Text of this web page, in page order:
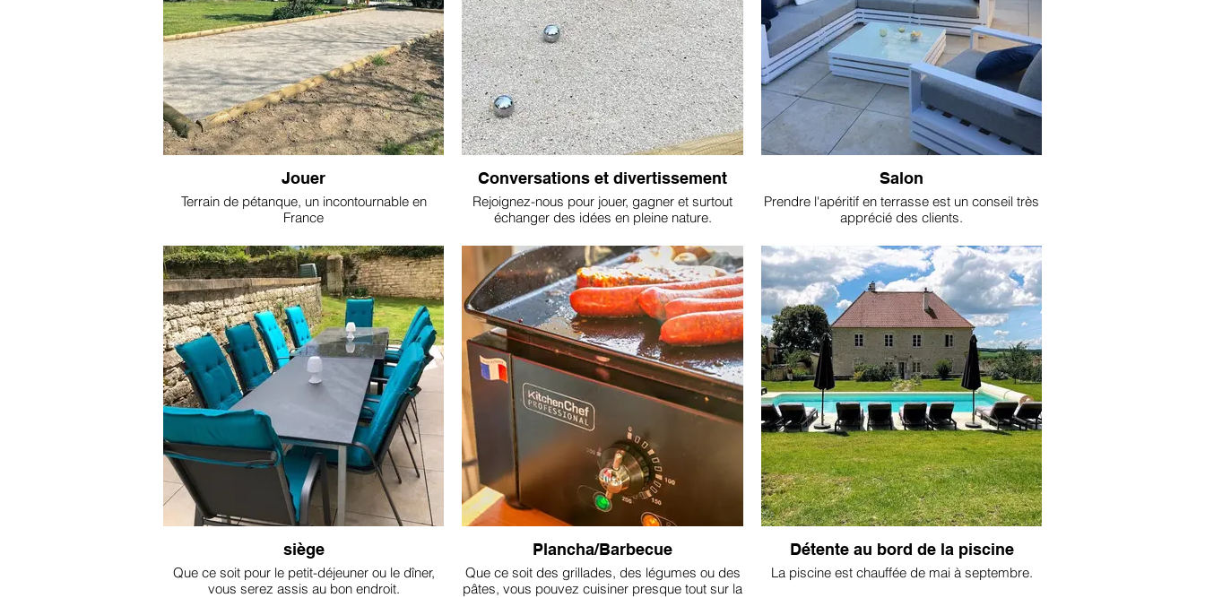
Jouer
Terrain de pétanque, un incontournable en
France
Conversations et divertissement
Rejoignez-nous pour jouer, gagner et surtout
échanger des idées en pleine nature.
Salon
Prendre l'apéritif en terrasse est un conseil très
apprécié des clients.
siège
Que ce soit pour le petit-déjeuner ou le dîner,
vous serez assis au bon endroit.
Plancha/Barbecue
Que ce soit des grillades, des légumes ou des
pâtes, vous pouvez cuisiner presque tout sur la
Détente au bord de la piscine
La piscine est chauffée de mai à septembre.